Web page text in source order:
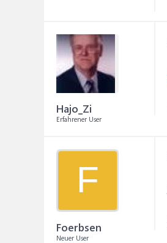
Hajo_Zi
Erfahrener User
F
Foerbsen
Neuer User